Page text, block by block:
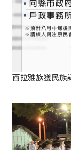
西拉雅族獲民族